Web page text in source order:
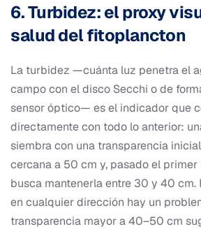
6. Turbidez: el proxy
salud del fitoplancton
La turbidez —cuánta luz penetra el
campo con el disco Secchi o de
sensor óptico— es el indicador que
directamente con todo lo anterior:
siembra con una transparencia
cercana a 50 cm y, pasado el
busca mantenerla entre 30 y 40 cm.
en cualquier dirección hay un
transparencia mayor a 40–50 cm